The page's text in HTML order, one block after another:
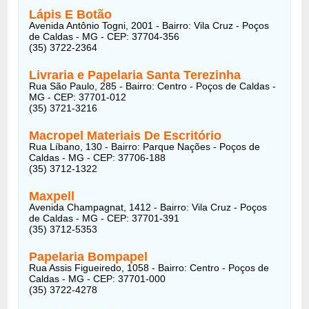
Lápis E Botão
Avenida Antônio Togni, 2001 - Bairro: Vila Cruz - Poços
de Caldas - MG - CEP: 37704-356
(35) 3722-2364
Livraria e Papelaria Santa Terezinha
Rua São Paulo, 285 - Bairro: Centro - Poços de Caldas -
MG - CEP: 37701-012
(35) 3721-3216
Macropel Materiais De Escritório
Rua Líbano, 130 - Bairro: Parque Nações - Poços de
Caldas - MG - CEP: 37706-188
(35) 3712-1322
Maxpell
Avenida Champagnat, 1412 - Bairro: Vila Cruz - Poços
de Caldas - MG - CEP: 37701-391
(35) 3712-5353
Papelaria Bompapel
Rua Assis Figueiredo, 1058 - Bairro: Centro - Poços de
Caldas - MG - CEP: 37701-000
(35) 3722-4278